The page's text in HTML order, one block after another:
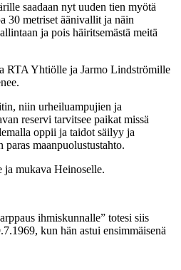
saadaan nyt uuden tien myötä
30 metriset äänivallit ja näin
ja pois häiritsemästä meitä
RTA Yhtiölle ja Jarmo Lindströmille
niin urheiluampujien ja
reservi tarvitsee paikat missä
oppii ja taidot säilyy ja
paras maanpuolustustahto.
ja mukava Heinoselle.
ihmiskunnalle” totesi siis
kun hän astui ensimmäisenä